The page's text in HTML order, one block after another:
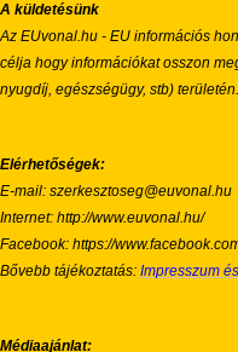
A küldetésünk
Az EUvonal.hu - EU információs
célja hogy információkat osszon
nyugdíj, egészségügy, stb) területén.
Elérhetőségek:
E-mail: szerkesztoseg@euvonal.hu
Internet: http://www.euvonal.hu/
Facebook: https://
Bővebb tájékoztatás: Impresszum
Médiaajánlat: